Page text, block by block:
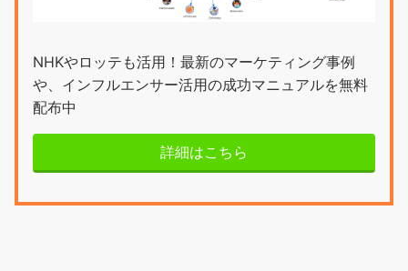
NHKやロッテも活用！最新のマーケティング事例
や、インフルエンサー活用の成功マニュアルを無料
配布中
詳細はこちら